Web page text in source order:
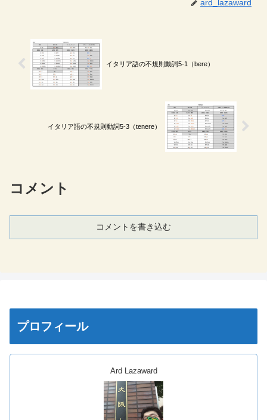
ard_lazaward
イタリア語の不規則動詞5-1（bere）
イタリア語の不規則動詞5-3（tenere）
コメント
コメントを書き込む
プロフィール
Ard Lazaward